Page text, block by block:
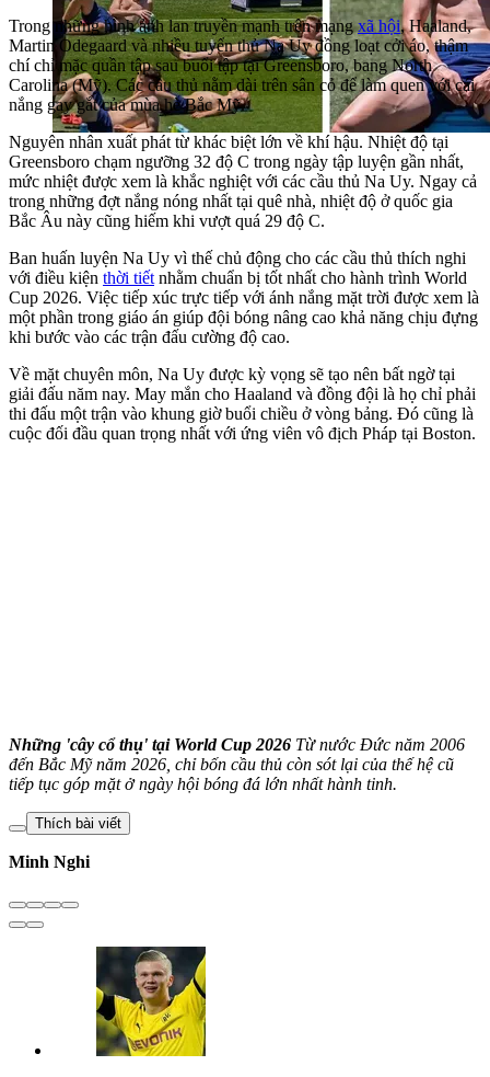
Trong những hình ảnh lan truyền mạnh trên mạngxã hội, Haaland,
Martin Odegaard và nhiều tuyển thủ Na Uy đồng loạt cởi áo, thậm
chí chỉ mặc quần tập sau buổi tập tại Greensboro, bang North
Carolina (Mỹ). Các cầu thủ nằm dài trên sân cỏ để làm quen với cái
nắng gay gắt của mùa hè Bắc Mỹ.
Nguyên nhân xuất phát từ khác biệt lớn về khí hậu. Nhiệt độ tại
Greensboro chạm ngưỡng 32 độ C trong ngày tập luyện gần nhất,
mức nhiệt được xem là khắc nghiệt với các cầu thủ Na Uy. Ngay cả
trong những đợt nắng nóng nhất tại quê nhà, nhiệt độ ở quốc gia
Bắc Âu này cũng hiếm khi vượt quá 29 độ C.
Ban huấn luyện Na Uy vì thế chủ động cho các cầu thủ thích nghi
với điều kiện thời tiết nhằm chuẩn bị tốt nhất cho hành trình World
Cup 2026. Việc tiếp xúc trực tiếp với ánh nắng mặt trời được xem là
một phần trong giáo án giúp đội bóng nâng cao khả năng chịu đựng
khi bước vào các trận đấu cường độ cao.
Về mặt chuyên môn, Na Uy được kỳ vọng sẽ tạo nên bất ngờ tại
giải đấu năm nay. May mắn cho Haaland và đồng đội là họ chỉ phải
thi đấu một trận vào khung giờ buổi chiều ở vòng bảng. Đó cũng là
cuộc đối đầu quan trọng nhất với ứng viên vô địch Pháp tại Boston.
Những 'cây cổ thụ' tại World Cup 2026 Từ nước Đức năm 2006
đến Bắc Mỹ năm 2026, chỉ bốn cầu thủ còn sót lại của thế hệ cũ
tiếp tục góp mặt ở ngày hội bóng đá lớn nhất hành tinh.
Thích bài viết
Minh Nghi